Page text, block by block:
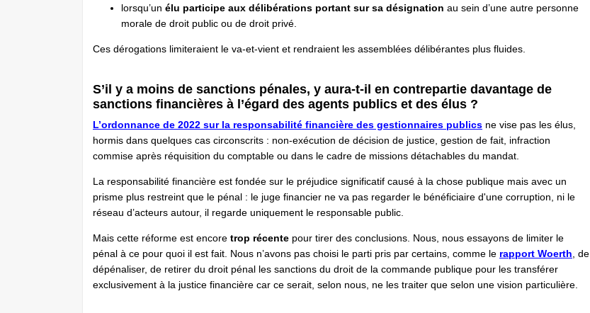
lorsqu’un élu participe aux délibérations portant sur sa désignation au sein d’une autre personne
morale de droit public ou de droit privé.
Ces dérogations limiteraient le va-et-vient et rendraient les assemblées délibérantes plus fluides.
S’il y a moins de sanctions pénales, y aura-t-il en contrepartie davantage de
sanctions financières à l’égard des agents publics et des élus ?
L’ordonnance de 2022 sur la responsabilité financière des gestionnaires publics ne vise pas les élus,
hormis dans quelques cas circonscrits : non-exécution de décision de justice, gestion de fait, infraction
commise après réquisition du comptable ou dans le cadre de missions détachables du mandat.
La responsabilité financière est fondée sur le préjudice significatif causé à la chose publique mais avec un
prisme plus restreint que le pénal : le juge financier ne va pas regarder le bénéficiaire d'une corruption, ni le
réseau d’acteurs autour, il regarde uniquement le responsable public.
Mais cette réforme est encore trop récente pour tirer des conclusions. Nous, nous essayons de limiter le
pénal à ce pour quoi il est fait. Nous n’avons pas choisi le parti pris par certains, comme le rapport Woerth , de
dépénaliser, de retirer du droit pénal les sanctions du droit de la commande publique pour les transférer
exclusivement à la justice financière car ce serait, selon nous, ne les traiter que selon une vision particulière.